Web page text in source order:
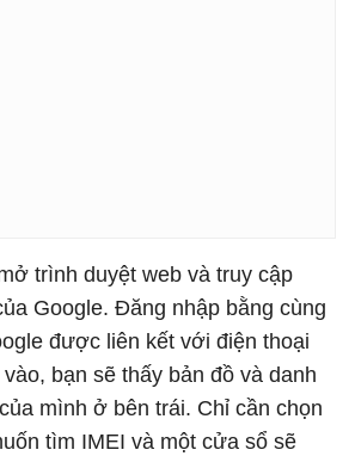
trình duyệt web và truy cập
Google. Đăng nhập bằng cùng
được liên kết với điện thoại
bạn sẽ thấy bản đồ và danh
mình ở bên trái. Chỉ cần chọn
tìm IMEI và một cửa sổ sẽ